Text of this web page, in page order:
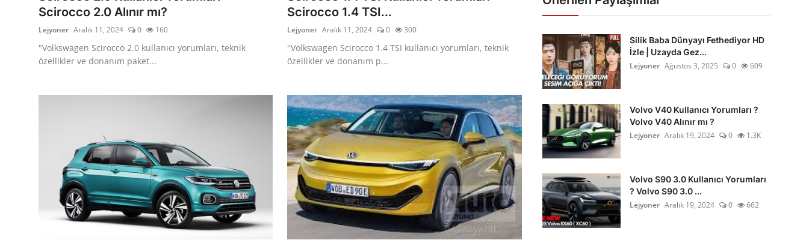
Scirocco 2.0 Alınır mı?
Lejyoner Aralık 11, 2024 0 160
"Volkswagen Scirocco 2.0 kullanıcı yorumları, teknik
özellikler ve donanım paket...
Scirocco 1.4 TSI...
Lejyoner Aralık 11, 2024 0 300
"Volkswagen Scirocco 1.4 TSI kullanıcı yorumları, teknik
özellikler ve donanım p...
Silik Baba Dünyayı Fethediyor HD
İzle | Uzayda Gez...
Lejyoner Ağustos 3, 2025 0 609
Volvo V40 Kullanıcı Yorumları ?
Volvo V40 Alınır mı ?
Lejyoner Aralık 19, 2024 0 1.3K
Volvo S90 3.0 Kullanıcı Yorumları
? Volvo S90 3.0 ...
Lejyoner Aralık 19, 2024 0 662